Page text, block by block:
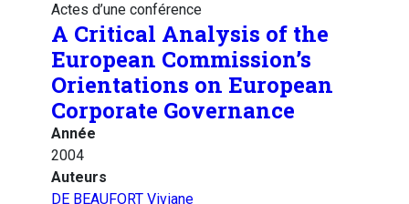
Actes d’une conférence
A Critical Analysis of the
European Commission’s
Orientations on European
Corporate Governance
Année
2004
Auteurs
DE BEAUFORT Viviane